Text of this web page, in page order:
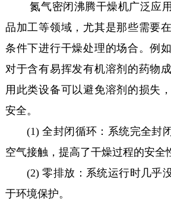
氮气密闭沸腾干燥机广泛应用
品加工等领域，尤其是那些需要
条件下进行干燥处理的场合。例
对于含有易挥发有机溶剂的药物
用此类设备可以避免溶剂的损失
安全。
(1) 全封闭循环：系统完全封
空气接触，提高了干燥过程的安全
(2) 零排放：系统运行时几乎没
于环境保护。